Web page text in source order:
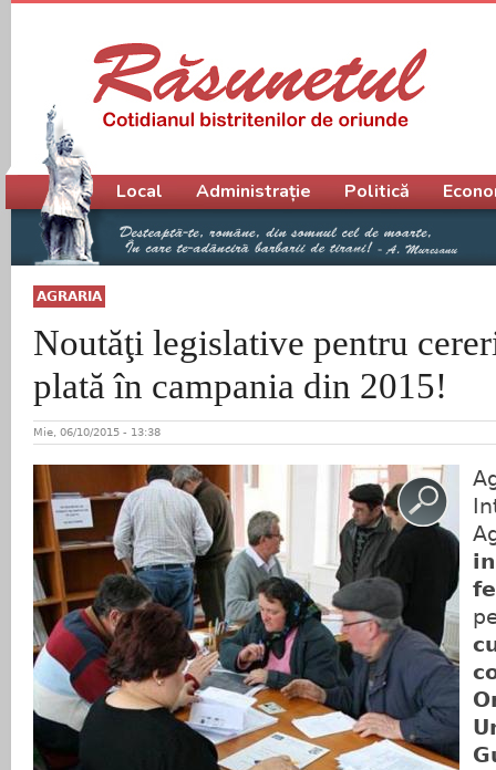
AGRARIA
Noutăţi legislative pentru
plată în campania din 2015!
Mie, 06/10/2015 - 13:38
Meniu principal
Local Administrație Politică